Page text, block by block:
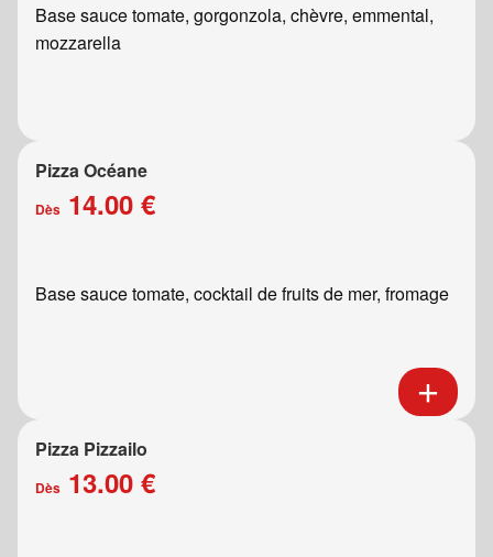
Base sauce tomate, gorgonzola, chèvre, emmental,
mozzarella
Pizza Océane
Dès 14.00 €
Base sauce tomate, cocktail de fruits de mer, fromage
Pizza Pizzailo
Dès 13.00 €